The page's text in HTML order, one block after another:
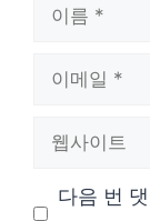
다음 번